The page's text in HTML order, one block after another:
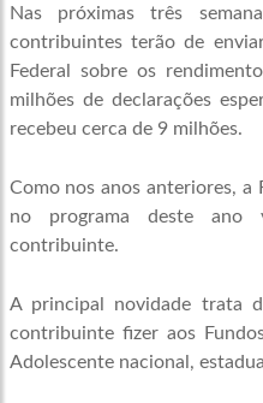
Nas próximas três
contribuintes terão de
Federal sobre os
milhões de declarações
recebeu cerca de 9 milhões.
Como nos anos anteriores, a
no programa deste
contribuinte.
A principal novidade trata
contribuinte fizer aos
Adolescente nacional,